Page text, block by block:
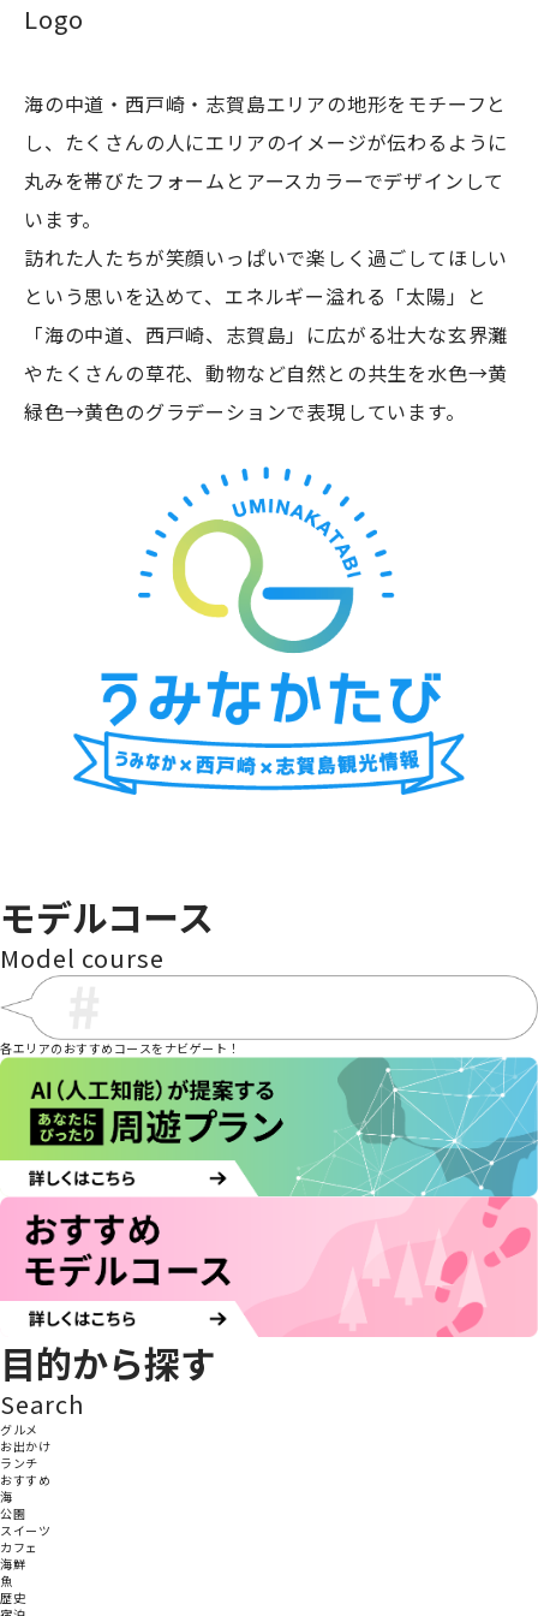
海の中道青少年海の家
潮見公園
金印ドック
中西食堂
海中街道大岳
Logo
海の中道・西戸崎・志賀島エリアの地形をモチーフと
し、たくさんの人にエリアのイメージが伝わるように
丸みを帯びたフォームとアースカラーでデザインして
います。
訪れた人たちが笑顔いっぱいで楽しく過ごしてほしい
という思いを込めて、エネルギー溢れる「太陽」と
「海の中道、西戸崎、志賀島」に広がる壮大な玄界灘
やたくさんの草花、動物など自然との共生を水色→黄
緑色→黄色のグラデーションで表現しています。
モデルコース
Model course
各エリアのおすすめコースをナビゲート！
目的から探す
Search
グルメ
お出かけ
ランチ
おすすめ
海
公園
スイーツ
カフェ
海鮮
魚
歴史